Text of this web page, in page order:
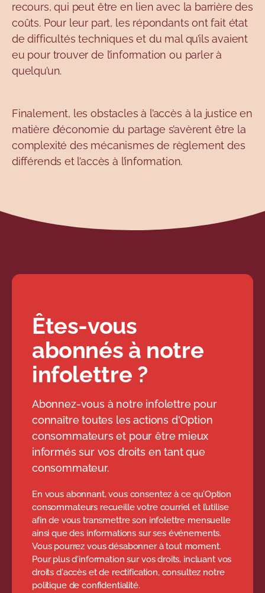
recours, qui peut être en lien avec la barrière des
coûts. Pour leur part, les répondants ont fait état
de difficultés techniques et du mal qu’ils avaient
eu pour trouver de l’information ou parler à
quelqu’un.
Finalement, les obstacles à l’accès à la justice en
matière d’économie du partage s’avèrent être la
complexité des mécanismes de règlement des
différends et l’accès à l’information.
Êtes-vous
abonnés à notre
infolettre ?
Abonnez-vous à notre infolettre pour
connaître toutes les actions d'Option
consommateurs et pour être mieux
informés sur vos droits en tant que
consommateur.
En vous abonnant, vous consentez à ce qu’Option
consommateurs recueille votre courriel et l’utilise
afin de vous transmettre son infolettre mensuelle
ainsi que des informations sur ses événements.
Vous pourrez vous désabonner à tout moment.
Pour plus d'information sur vos droits, incluant vos
droits d'accès et de rectification, consultez notre
politique de confidentialité.